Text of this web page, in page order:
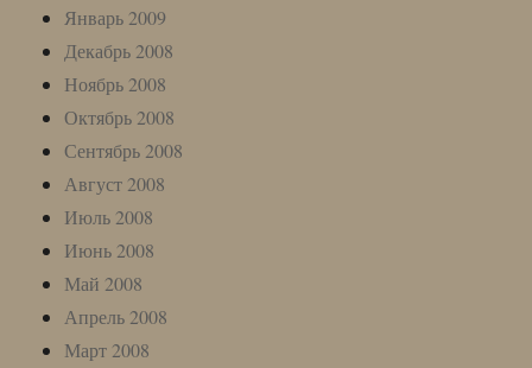
Январь 2009
Декабрь 2008
Ноябрь 2008
Октябрь 2008
Сентябрь 2008
Август 2008
Июль 2008
Июнь 2008
Май 2008
Апрель 2008
Март 2008